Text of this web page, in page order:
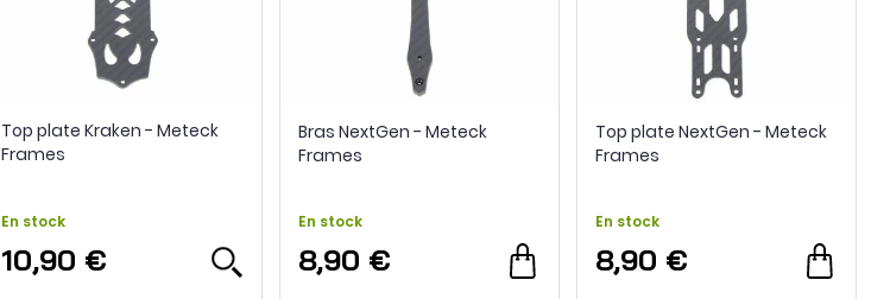
Top plate Kraken - Meteck
Frames
En stock
10,90 €
Bras NextGen - Meteck
Frames
En stock
8,90 €
Top plate NextGen - Meteck
Frames
En stock
8,90 €